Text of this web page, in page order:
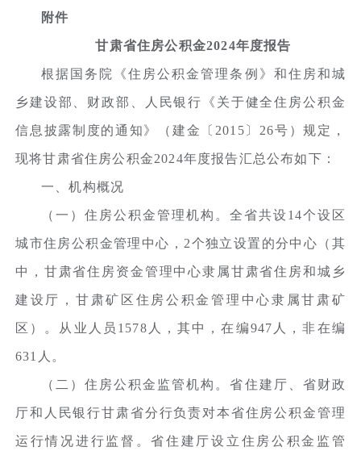
附件
甘肃省住房公积金2024年度报告
根据国务院《住房公积金管理条例》和住房和城
乡建设部、财政部、人民银行《关于健全住房公积金
信息披露制度的通知》（建金〔2015〕26号）规定，
现将甘肃省住房公积金2024年度报告汇总公布如下：
一、机构概况
（一）住房公积金管理机构。全省共设14个设区
城市住房公积金管理中心，2个独立设置的分中心（其
中，甘肃省住房资金管理中心隶属甘肃省住房和城乡
建设厅，甘肃矿区住房公积金管理中心隶属甘肃矿
区）。从业人员1578人，其中，在编947人，非在编
631人。
（二）住房公积金监管机构。省住建厅、省财政
厅和人民银行甘肃省分行负责对本省住房公积金管理
运行情况进行监督。省住建厅设立住房公积金监管